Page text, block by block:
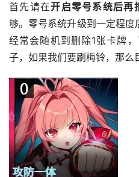
首先请在开启零号系统后再
够。零号系统升级到一定程度
经常会随机到删除1张卡牌
子，如果我们要刷梅铃，那么